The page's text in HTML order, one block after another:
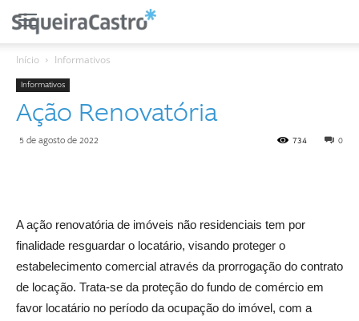
Início Informativos
Informativos
Ação Renovatória
5 de agosto de 2022 0
734
A ação renovatória de imóveis não residenciais tem por
finalidade resguardar o locatário, visando proteger o
estabelecimento comercial através da prorrogação do contrato
de locação. Trata-se da proteção do fundo de comércio em
favor locatário no período da ocupação do imóvel, com a